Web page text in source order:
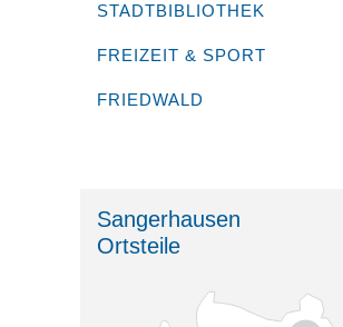
STADTBIBLIOTHEK
FREIZEIT & SPORT
FRIEDWALD
Sangerhausen
Ortsteile